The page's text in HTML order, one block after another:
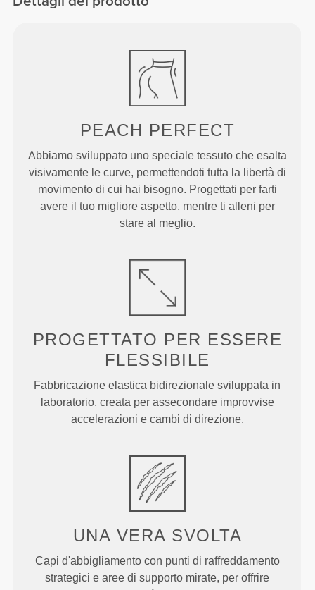
PEACH PERFECT
Abbiamo sviluppato uno speciale tessuto che esalta
visivamente le curve, permettendoti tutta la libertà di
movimento di cui hai bisogno. Progettati per farti
avere il tuo migliore aspetto, mentre ti alleni per
stare al meglio.
PROGETTATO PER ESSERE
FLESSIBILE
Fabbricazione elastica bidirezionale sviluppata in
laboratorio, creata per assecondare improvvise
accelerazioni e cambi di direzione.
UNA VERA SVOLTA
Capi d'abbigliamento con punti di raffreddamento
strategici e aree di supporto mirate, per offrire